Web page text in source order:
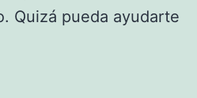
Quizá pueda ayudarte